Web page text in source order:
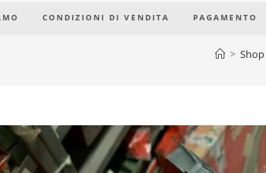
CONDIZIONI DI VENDITA PAGAMENTO
> Shop